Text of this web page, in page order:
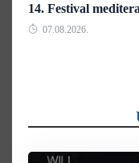
14. Festival
07.08.2026.